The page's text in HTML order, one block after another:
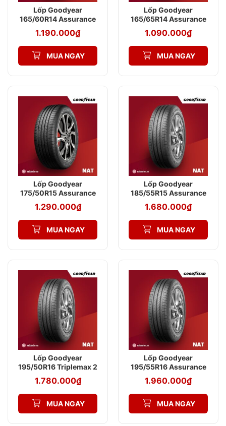
Lốp Goodyear
165/60R14 Assurance
DuraPlus 2
1.190.000₫
MUA NGAY
Lốp Goodyear
165/65R14 Assurance
DuraPlus 2
1.090.000₫
MUA NGAY
Lốp Goodyear
175/50R15 Assurance
DuraPlus 2
1.290.000₫
MUA NGAY
Lốp Goodyear
185/55R15 Assurance
TripleMax 2
1.680.000₫
MUA NGAY
Lốp Goodyear
195/50R16 Triplemax 2
1.780.000₫
MUA NGAY
Lốp Goodyear
195/55R16 Assurance
Triplemax 2
1.960.000₫
MUA NGAY